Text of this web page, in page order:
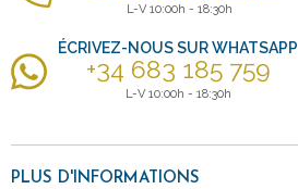
L-V 10:00h - 18:30h
ÉCRIVEZ-NOUS SUR WHATSAPP
+34 683 185 759
L-V 10:00h - 18:30h
PLUS D'INFORMATIONS